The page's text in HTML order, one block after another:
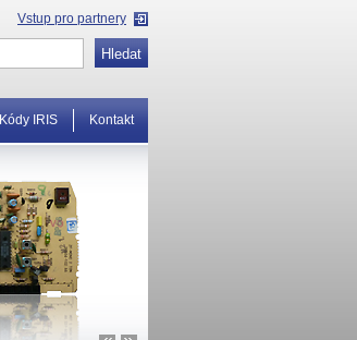
Vstup pro partnery
Kódy IRIS Kontakt